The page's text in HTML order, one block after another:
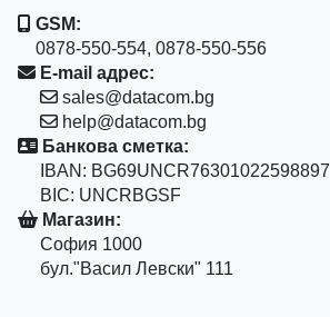
GSM:
0878-550-554, 0878-550-556
E-mail адрес:
sales@datacom.bg
help@datacom.bg
Банкова сметка:
IBAN: BG69UNCR76301022598897
BIC: UNCRBGSF
Магазин:
София 1000
бул."Васил Левски" 111